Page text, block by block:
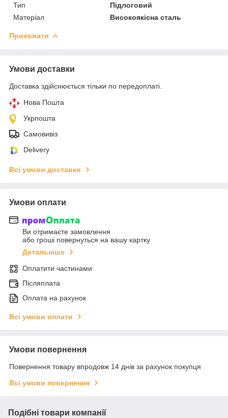
Тип
Підлоговий
Матеріал
Високоякісна сталь
Приховати
Умови доставки
Доставка здійснюється тільки по передоплаті.
Нова Пошта
Укрпошта
Самовивіз
Delivery
Всі умови доставки
Умови оплати
Ви отримаєте замовлення
або гроші повернуться на вашу картку
Детальніше
Оплатити частинами
Післяплата
Оплата на рахунок
Всі умови оплати
Умови повернення
Повернення товару впродовж 14 днів за рахунок покупця
Всі умови повернення
Подібні товари компанії